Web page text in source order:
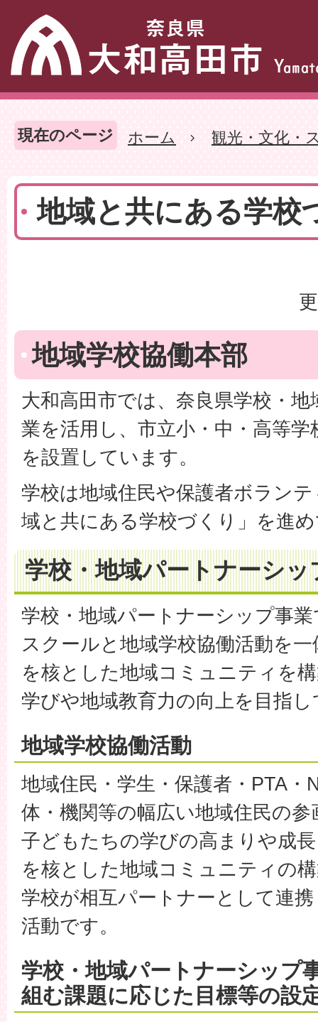
現在のページ ホーム 観光・文化・
地域と共にある学校
地域学校協働本部
大和高田市では、奈良県学校・
業を活用し、市立小・中・高等
を設置しています。
学校は地域住民や保護者ボラン
域と共にある学校づくり」を進
学校・地域パートナーシッ
学校・地域パートナーシップ事
スクールと地域学校協働活動を
を核とした地域コミュニティを
学びや地域教育力の向上を目指
地域学校協働活動
地域住民・学生・保護者・PTA・
体・機関等の幅広い地域住民の
子どもたちの学びの高まりや成
を核とした地域コミュニティの
学校が相互パートナーとして連
活動です。
学校・地域パートナーシップ
組む課題に応じた目標等の設